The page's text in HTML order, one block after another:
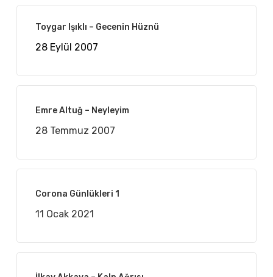
Toygar Işıklı – Gecenin Hüznü
28 Eylül 2007
Emre Altuğ – Neyleyim
28 Temmuz 2007
Corona Günlükleri 1
11 Ocak 2021